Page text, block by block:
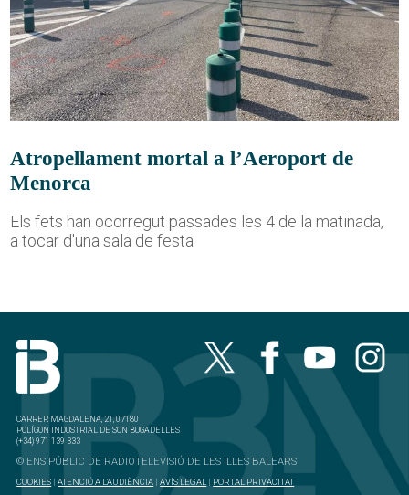
Atropellament mortal a l’Aeroport de
Menorca
Els fets han ocorregut passades les 4 de la matinada,
a tocar d'una sala de festa
CARRER MAGDALENA, 21, 07180
POLÍGON INDUSTRIAL DE SON BUGADELLES
(+34) 971 139 333
© ENS PÚBLIC DE RADIOTELEVISIÓ DE LES ILLES BALEARS
COOKIES |ATENCIÓ A L'AUDIÈNCIA |AVÍS LEGAL | PORTAL PRIVACITAT